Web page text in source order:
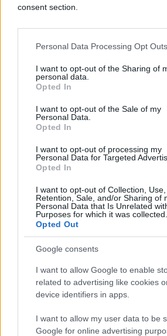
consent section.
Personal Data Processing Opt Outs
I want to opt-out of the Sharing of
personal data.
Opted In
I want to opt-out of the Sale of my
Personal Data.
Opted In
I want to opt-out of processing my
Personal Data for Targeted
Opted In
I want to opt-out of Collection, Use,
Retention, Sale, and/or Sharing of
Personal Data that Is Unrelated
Purposes for which it was collected.
Opted Out
Google consents
I want to allow Google to enable
related to advertising like cookies
device identifiers in apps.
I want to allow my user data to be
Google for online advertising
#jednostavni trikovi